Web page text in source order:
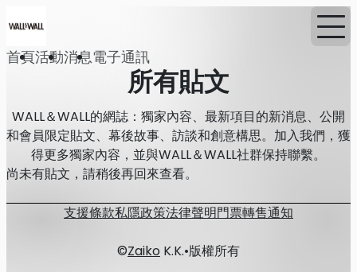
首頁活動消息電子通訊
所有貼文
WALL＆WALL的網誌：獨家內容、最新項目的新消息、公開
和會員限定貼文、幕後故事、訪談和創意構思。加入我們，獲
得更多獨家內容，並與WALL＆WALL社群保持聯繫。
尚未有貼文，請稍後再回來查看。
支援條款私隱政策法律聲明門票轉售通知
©Zaiko K.K.•版權所有